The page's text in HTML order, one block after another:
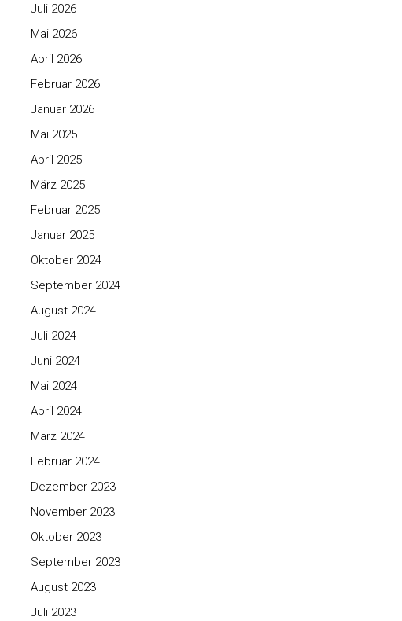
Juli 2026
Mai 2026
April 2026
Februar 2026
Januar 2026
Mai 2025
April 2025
März 2025
Februar 2025
Januar 2025
Oktober 2024
September 2024
August 2024
Juli 2024
Juni 2024
Mai 2024
April 2024
März 2024
Februar 2024
Dezember 2023
November 2023
Oktober 2023
September 2023
August 2023
Juli 2023